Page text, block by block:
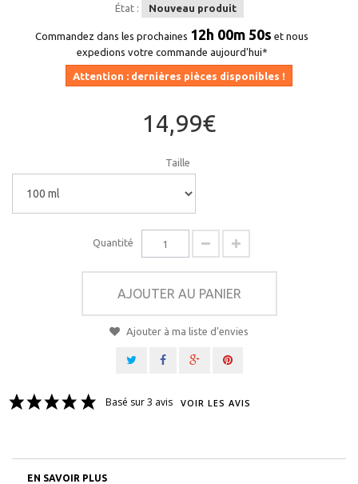
État : Nouveau produit
Commandez dans les prochaines 12h 00m 50s et nous
expedions votre commande aujourd'hui*
Attention : dernières pièces disponibles !
14,99€
Taille
Quantité
AJOUTER AU PANIER
Ajouter à ma liste d'envies
Basé sur 3 avis VOIR LES AVIS
EN SAVOIR PLUS